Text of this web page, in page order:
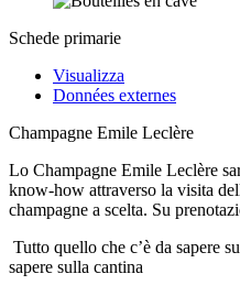
Schede primarie
Visualizza
Données externes
Champagne Emile Leclère
Lo Champagne Emile Leclère
know-how attraverso la visita
champagne a scelta. Su
Tutto quello che c’è da sapere
sapere sulla cantina